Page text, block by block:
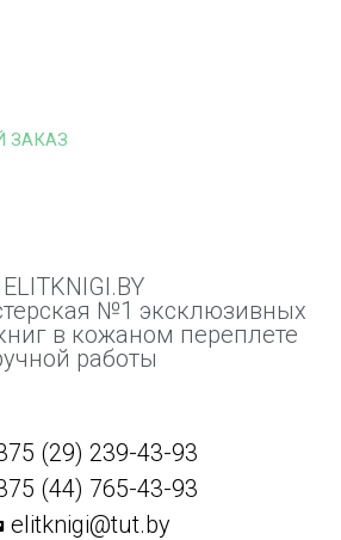
ЗАКАЗ
ELITKNIGI.BY
№1 эксклюзивных
в кожаном переплете
работы
(29) 239-43-93
(44) 765-43-93
elitknigi@tut.by